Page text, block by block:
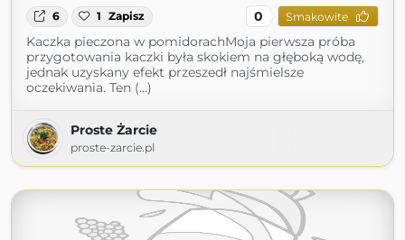
6 1 Zapisz 0 Smakowite
Kaczka pieczona w pomidorachMoja pierwsza próba
przygotowania kaczki była skokiem na głęboką wodę,
jednak uzyskany efekt przeszedł najśmielsze
oczekiwania. Ten (...)
Proste Żarcie
proste-zarcie.pl